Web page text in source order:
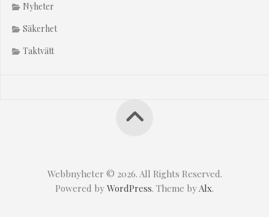
Nyheter
Säkerhet
Taktvätt
Webbnyheter © 2026. All Rights Reserved.
Powered by WordPress. Theme byAlx.